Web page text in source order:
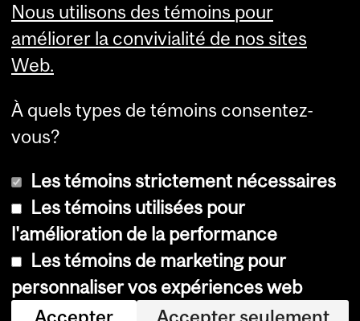
Comité d’éthique de la
recherche du CUSM
Carrière au Neuro
Accessibilité
Avis sur les témoins
Nous utilisons des témoins pour
améliorer la convivialité de nos sites
Web.
À quels types de témoins consentez-
vous?
Les témoins strictement nécessaires
Les témoins utilisées pour
l'amélioration de la performance
Les témoins de marketing pour
personnaliser vos expériences web
Accepter
Accepter seulement